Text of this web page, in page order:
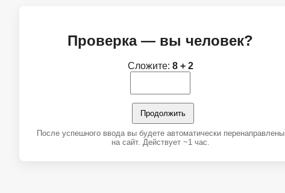
Проверка — вы человек?
Сложите: 8 + 2
Продолжить
После успешного ввода вы будете автоматически перенаправлены
на сайт. Действует ~1 час.